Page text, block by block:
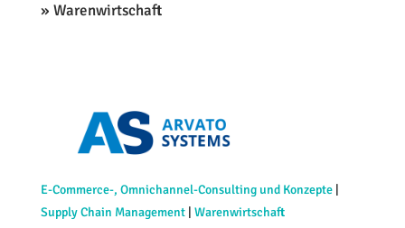
» Warenwirtschaft
E-Commerce-, Omnichannel-Consulting und Konzepte|
Supply Chain Management| Warenwirtschaft